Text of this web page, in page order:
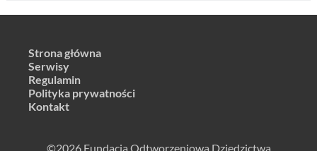
Strona główna
Serwisy
Regulamin
Polityka prywatności
Kontakt
©2026 Fundacja Odtworzeniowa Dziedzictwa